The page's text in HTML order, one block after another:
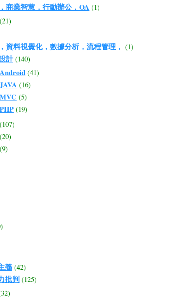
商業智慧，行動辦公，OA (1)
(21)
資料視覺化，數據分析，流程管理， (1)
計 (140)
Android (41)
JAVA (16)
MVC (5)
PHP (19)
(107)
(20)
(9)
義 (42)
批判 (125)